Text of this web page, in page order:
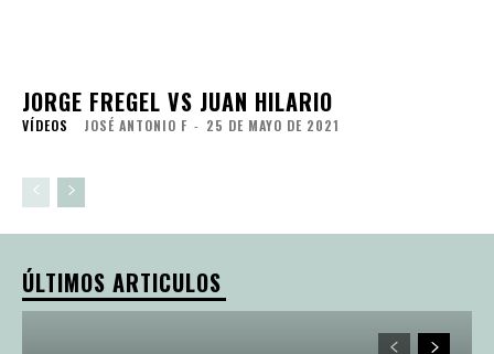
JORGE FREGEL VS JUAN HILARIO
VÍDEOS JOSÉ ANTONIO F - 25 DE MAYO DE 2021
ÚLTIMOS ARTICULOS